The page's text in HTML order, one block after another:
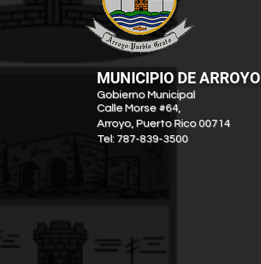
MUNICIPIO DE ARROYO
Gobierno Municipal
Calle Morse #64,
Arroyo, Puerto Rico 00714
Tel: 787-839-3500